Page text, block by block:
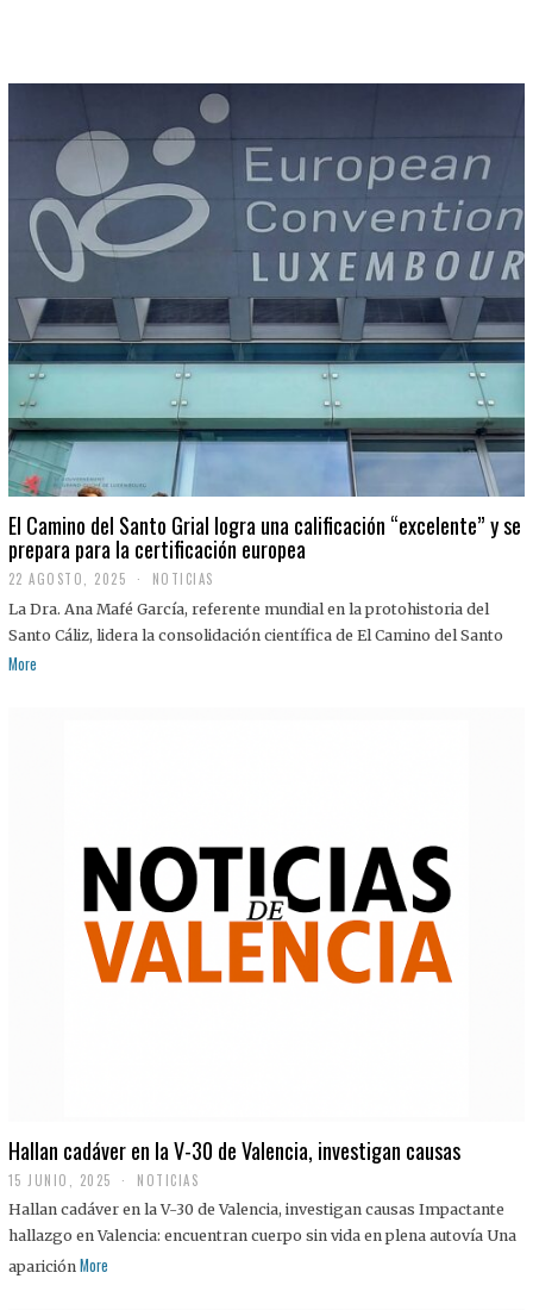
El Camino del Santo Grial logra una calificación “excelente” y se
prepara para la certificación europea
22 AGOSTO, 2025
2
A
G
NOTICIAS
La Dra. Ana Mafé García, referente mundial en la protohistoria del
Santo Cáliz, lidera la consolidación científica de El Camino del Santo
More
Hallan cadáver en la V-30 de Valencia, investigan causas
15 JUNIO, 2025 NOTICIAS
Hallan cadáver en la V-30 de Valencia, investigan causas Impactante
hallazgo en Valencia: encuentran cuerpo sin vida en plena autovía Una
aparición More